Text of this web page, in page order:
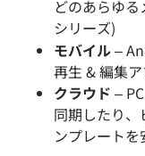
どのあらゆ
シリーズ)
モバイル–
再生 & 編集
クラウド –
同期したり
ンプレートを